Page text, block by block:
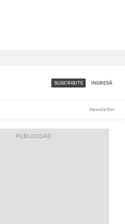
ACCESO FULL - $1.800/MES
SUSCRIBITE INGRESÁ
Newsletter